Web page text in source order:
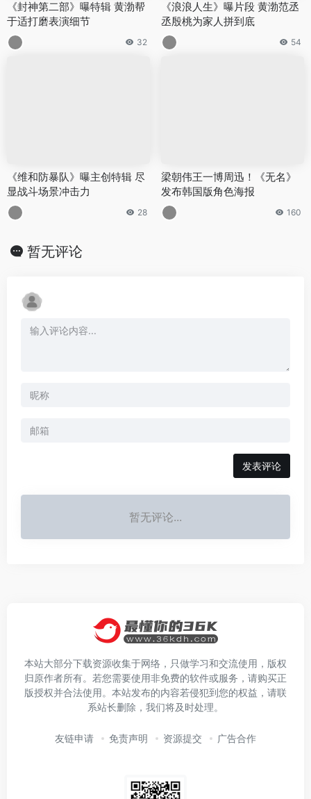
《封神第二部》曝特辑 黄渤帮
于适打磨表演细节
32
《浪浪人生》曝片段 黄渤范丞
丞殷桃为家人拼到底
54
《维和防暴队》曝主创特辑 尽
显战斗场景冲击力
28
梁朝伟王一博周迅！《无名》
发布韩国版角色海报
160
暂无评论
发表评论
暂无评论...
本站大部分下载资源收集于网络，只做学习和交流使用，版权
归原作者所有。若您需要使用非免费的软件或服务，请购买正
版授权并合法使用。本站发布的内容若侵犯到您的权益，请联
系站长删除，我们将及时处理。
友链申请 免责声明 资源提交 广告合作